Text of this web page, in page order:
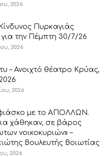
2026
Πυρκαγιάς
για την Πέμπτη 30/7/26
2026
– Ανοιχτό θέατρο Κρύας,
2026
φιάσκο με το ΑΠΟΛΛΩΝ.
χάθηκαν, σε βάρος
νοικοκυριών» –
Βουλευτής Βοιωτίας
2026